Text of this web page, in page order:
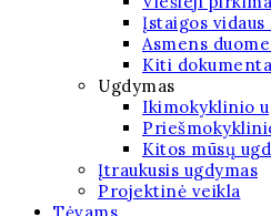
Įstaigos
Asmens
Kiti
Ugdymas
Ikimokyklinio
Kitos mūsų
Įtraukusis ugdymas
Projektinė veikla